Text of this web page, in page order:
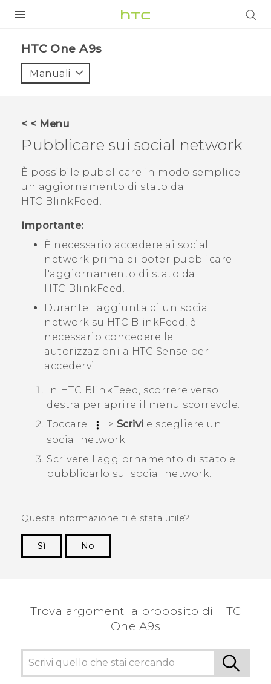
VIVE
ASSISTENZA
HTC One A9s‎
Manuali
< < Menu
Pubblicare sui social network
È possibile pubblicare in modo semplice
un aggiornamento di stato da
HTC BlinkFeed .
Importante:
È necessario accedere ai social
network prima di poter pubblicare
l'aggiornamento di stato da
HTC BlinkFeed .
Durante l'aggiunta di un social
network su HTC BlinkFeed, è
necessario concedere le
autorizzazioni a HTC Sense per
accedervi.
In HTC BlinkFeed, scorrere verso
destra per aprire il menu scorrevole.
Toccare
> Scrivi e scegliere un
social network.
Scrivere l'aggiornamento di stato e
pubblicarlo sul social network.
Questa informazione ti è stata utile?
Sì
No
Trova argomenti a proposito di HTC
One A9s